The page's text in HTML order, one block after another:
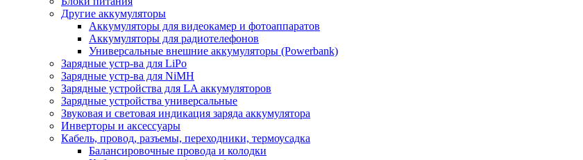
Другие аккумуляторы
Аккумуляторы для видеокамер и фотоаппаратов
Аккумуляторы для радиотелефонов
Универсальные внешние аккумуляторы (Powerbank)
Зарядные устр-ва для LiPo
Зарядные устр-ва для NiMH
Зарядные устройства для LA аккумуляторов
Зарядные устройства универсальные
Звуковая и световая индикация заряда аккумулятора
Инверторы и аксессуары
Кабель, провод, разъемы, переходники, термоусадка
Балансировочные провода и колодки